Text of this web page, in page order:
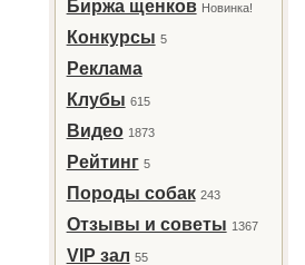
Биржа щенков Новинка!
Конкурсы 5
Реклама
Клубы 615
Видео 1873
Рейтинг 5
Породы собак 243
Отзывы и советы 1367
VIP зал 55